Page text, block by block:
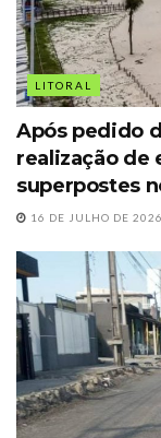
LITORAL
Após pedido
realização de
superpostes
16 DE JULHO DE 2026